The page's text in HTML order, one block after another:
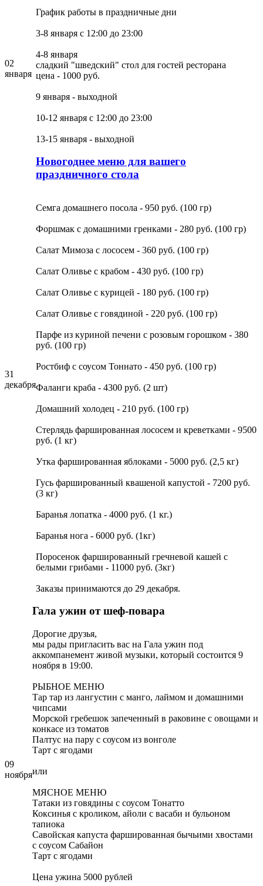
02
января
График работы в праздничные дни
3-8 января с 12:00 до 23:00
4-8 января
сладкий "шведский" стол для гостей ресторана
цена - 1000 руб.
9 января - выходной
10-12 января с 12:00 до 23:00
13-15 января - выходной
31
декабря
Новогоднее меню для вашего
праздничного стола
Семга домашнего посола - 950 руб. (100 гр)
Форшмак с домашними гренками - 280 руб. (100 гр)
Салат Мимоза с лососем - 360 руб. (100 гр)
Салат Оливье с крабом - 430 руб. (100 гр)
Салат Оливье с курицей - 180 руб. (100 гр)
Салат Оливье с говядиной - 220 руб. (100 гр)
Парфе из куриной печени с розовым горошком - 380
руб. (100 гр)
Ростбиф с соусом Тоннато - 450 руб. (100 гр)
Фаланги краба - 4300 руб. (2 шт)
Домашний холодец - 210 руб. (100 гр)
Стерлядь фаршированная лососем и креветками - 9500
руб. (1 кг)
Утка фаршированная яблоками - 5000 руб. (2,5 кг)
Гусь фаршированный квашеной капустой - 7200 руб.
(3 кг)
Баранья лопатка - 4000 руб. (1 кг.)
Баранья нога - 6000 руб. (1кг)
Поросенок фаршированный гречневой кашей с
белыми грибами - 11000 руб. (3кг)
Заказы принимаются до 29 декабря.
09
ноября
Гала ужин от шеф-повара
Дорогие друзья,
мы рады пригласить вас на Гала ужин под
аккомпанемент живой музыки, который состоится 9
ноября в 19:00.
РЫБНОЕ МЕНЮ
Тар тар из лангустин с манго, лаймом и домашними
чипсами
Морской гребешок запеченный в раковине с овощами и
конкасе из томатов
Палтус на пару с соусом из вонголе
Тарт с ягодами
или
МЯСНОЕ МЕНЮ
Татаки из говядины с соусом Тонатто
Коксинья с кроликом, айоли с васаби и бульоном
тапиока
Савойская капуста фаршированная бычьими хвостами
с соусом Сабайон
Тарт с ягодами
Цена ужина 5000 рублей